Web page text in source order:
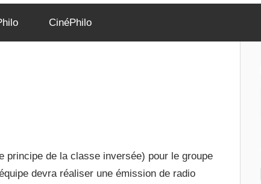
CinéPhilo
principe de la classe inversée) pour le groupe
devra réaliser une émission de radio